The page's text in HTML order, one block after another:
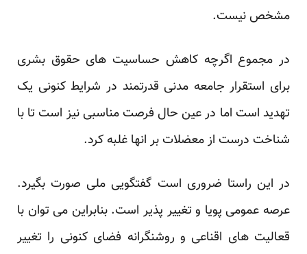
مشخص نیست.
در مجموع اگرچه کاهش حساسیت های حقوق بشری
برای استقرار جامعه مدنی قدرتمند در شرایط کنونی یک
تهدید است اما در عین حال فرصت مناسبی نیز است تا با
شناخت درست از معضلات بر انها غلبه کرد.
در این راستا ضروری است گفتگویی ملی صورت بگیرد.
عرصه عمومی پویا و تغییر پذیر است. بنابراین می توان با
قعالیت های اقناعی و روشنگرانه فضای کنونی را تغییر